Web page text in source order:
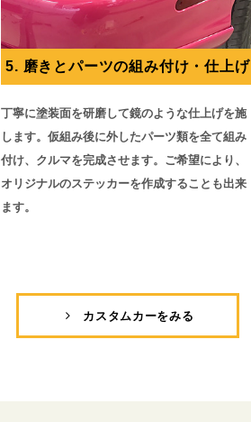
5. 磨きとパーツの組み付け・仕上げ
丁寧に塗装面を研磨して鏡のような仕上げを施
します。仮組み後に外したパーツ類を全て組み
付け、クルマを完成させます。ご希望により、
オリジナルのステッカーを作成することも出来
ます。
カスタムカーをみる